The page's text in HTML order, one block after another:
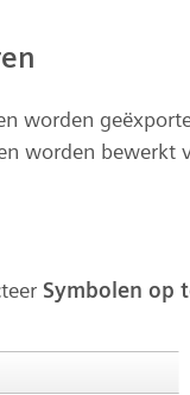
worden
worden bewerkt
Symbolen op